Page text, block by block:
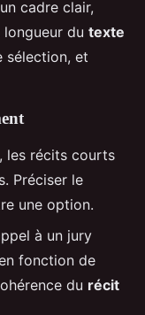
cadre clair,
longueur du texte
sélection, et
les récits courts
Préciser le
une option.
à un jury
fonction de
du récit